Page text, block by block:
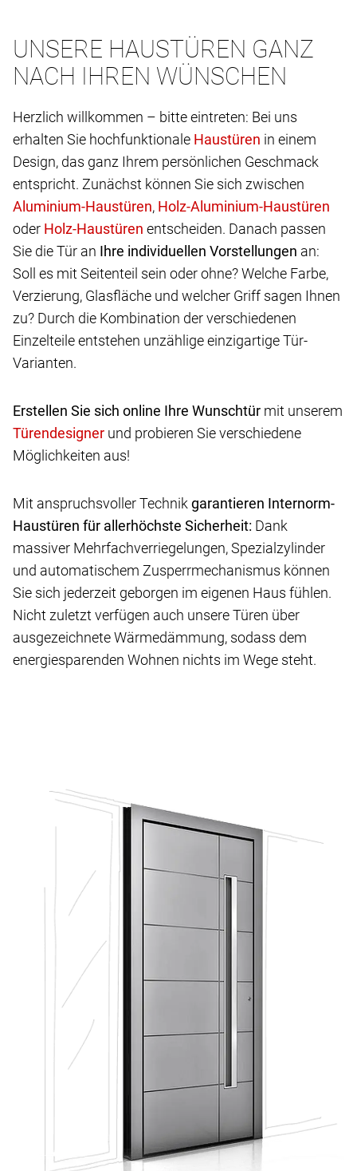
UNSERE HAUSTÜREN GANZ
NACH IHREN WÜNSCHEN
Herzlich willkommen – bitte eintreten: Bei uns
erhalten Sie hochfunktionale
in einem
Design, das ganz Ihrem persönlichen Geschmack
entspricht. Zunächst können Sie sich zwischen
,
oder
entscheiden. Danach passen
Sie die Tür an Ihre individuellen Vorstellungen an:
Soll es mit Seitenteil sein oder ohne? Welche Farbe,
Verzierung, Glasfläche und welcher Griff sagen Ihnen
zu? Durch die Kombination der verschiedenen
Einzelteile entstehen unzählige einzigartige Tür-
Varianten.
Erstellen Sie sich online Ihre Wunschtür mit unserem
und probieren Sie verschiedene
Möglichkeiten aus!
Mit anspruchsvoller Technik garantieren Internorm-
Haustüren für allerhöchste Sicherheit: Dank
massiver Mehrfachverriegelungen, Spezialzylinder
und automatischem Zusperrmechanismus können
Sie sich jederzeit geborgen im eigenen Haus fühlen.
Nicht zuletzt verfügen auch unsere Türen über
ausgezeichnete Wärmedämmung, sodass dem
energiesparenden Wohnen nichts im Wege steht.